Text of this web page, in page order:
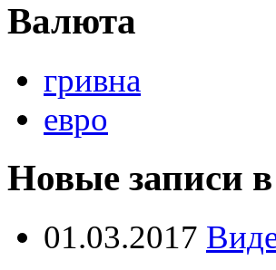
Валюта
гривна
евро
Новые записи в
01.03.2017